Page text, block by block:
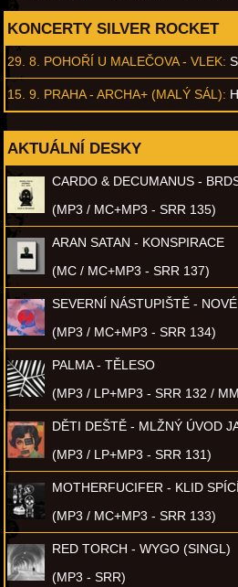
KONCERTY SILVER ROCKET
29. 8. POHOŘÍ U MALEČOVA - VLEK:
15. 9. PRAHA - ARCHA+ (MALÝ SÁL):
AKTUÁLNÍ DESKY
CARDO & DECUMANUS -
(MP3 / MC+MP3 - SRR 135)
ARAN SATAN - KONSPIRACE
(MC / MC+MP3 - SRR 137)
SEVERNÍ NÁSTUPIŠTĚ -
(MP3 / MC+MP3 - SRR 134)
PALMA - TĚLESO
(MP3 / LP+MP3 - SRR 132 /
DĚTI DEŠTĚ - MLŽNÝ ÚVOD
(MP3 / LP+MP3 - SRR 131)
MOTHERFUCIFER - KLID
(MP3 / MC+MP3 - SRR 133)
RED TORCH - WYGO (SINGL)
(MP3 - SRR)